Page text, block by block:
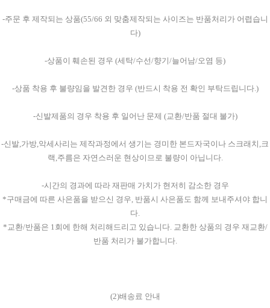
-주문 후 제작되는 상품(55/66 외 맞춤제작되는 사이즈는 반품처리가 어렵습니
다)
-상품이 훼손된 경우 (세탁/수선/향기/늘어남/오염 등)
-상품 착용 후 불량임을 발견한 경우 (반드시 착용 전 확인 부탁드립니다.)
-신발제품의 경우 착용 후 일어난 문제 (교환/반품 절대 불가)
-신발,가방,악세사리는 제작과정에서 생기는 경미한 본드자국이나 스크래치,크
랙,주름은 자연스러운 현상이므로 불량이 아닙니다.
-시간의 경과에 따라 재판매 가치가 현저히 감소한 경우
*구매금에 따른 사은품을 받으신 경우, 반품시 사은품도 함께 보내주셔야 합니
다.
*교환/반품은 1회에 한해 처리해드리고 있습니다. 교환한 상품의 경우 재교환/
반품 처리가 불가합니다.
(2)배송료 안내